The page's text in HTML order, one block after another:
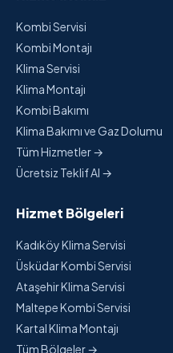
Kombi Servisi
Kombi Montajı
Klima Servisi
Klima Montajı
Kombi Bakımı
Klima Bakımı ve Gaz Dolumu
Tüm Hizmetler →
Ücretsiz Teklif Al →
Hizmet Bölgeleri
Kadıköy Klima Servisi
Üsküdar Kombi Servisi
Ataşehir Klima Servisi
Maltepe Kombi Servisi
Kartal Klima Montajı
Tüm Bölgeler →